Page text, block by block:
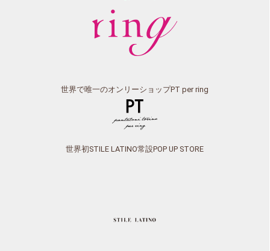
世界で唯一のオンリーショップPT per ring
世界初STILE LATINO常設POP UP STORE